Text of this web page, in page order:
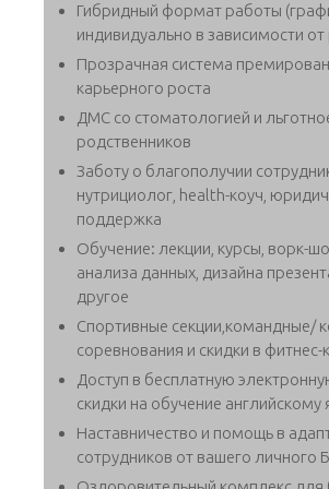
Гибридный формат работы
индивидуально в зависимости
Прозрачная система
карьерного роста
ДМС со стоматологией и
родственников
Заботу о благополучии
нутрициолог, health-коуч,
поддержка
Обучение: лекции, курсы, ворк-
анализа данных, дизайна
другое
Спортивные секции,командные/
соревнования и скидки в фитнес-
Доступ в бесплатную
скидки на обучение английскому
Наставничество и помощь в
сотрудников от вашего личного